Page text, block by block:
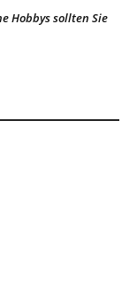
Hobbys sollten Sie